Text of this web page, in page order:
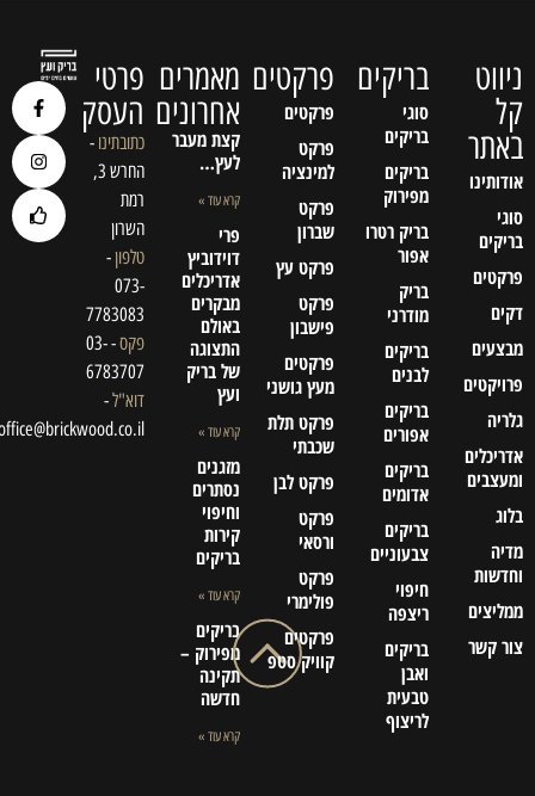
ניווט
קל
באתר
אודותינו
סוגי
בריקים
פרקטים
דקים
מבצעים
פרויקטים
גלריה
אדריכלים
ומעצבים
בלוג
מדיה
וחדשות
ממליצים
צור קשר
בריקים
סוגי
בריקים
בריקים
מפירוק
בריק רטרו
אפור
בריק
מודרני
בריקים
לבנים
בריקים
אפורים
בריקים
אדומים
בריקים
צבעוניים
חיפוי
ריצפה
בריקים
ואבן
טבעית
לריצוף
פרקטים
פרקטים
פרקט
למינציה
פרקט
שברון
פרקט עץ
פרקט
פישבון
פרקטים
מעץ גושני
פרקט תלת
שכבתי
פרקט לבן
פרקט
ורסאי
פרקט
פולימרי
פרקטים
קוויק סטפ
מאמרים
אחרונים
קצת מעבר
לעץ…
קרא עוד »
פרי
דוידוביץ
אדריכלים
מבקרים
באולם
התצוגה
של בריק
ועץ
קרא עוד »
מזגנים
נסתרים
וחיפוי
קירות
בריקים
קרא עוד »
בריקים
מפירוק –
תקינה
חדשה
קרא עוד »
פרטי
העסק
כתובתינו-
החרש 3,
רמת
השרון
טלפון-
073-
7783083
פקס
- 03-
6783707
דוא"ל-
office@brickwood.co.il